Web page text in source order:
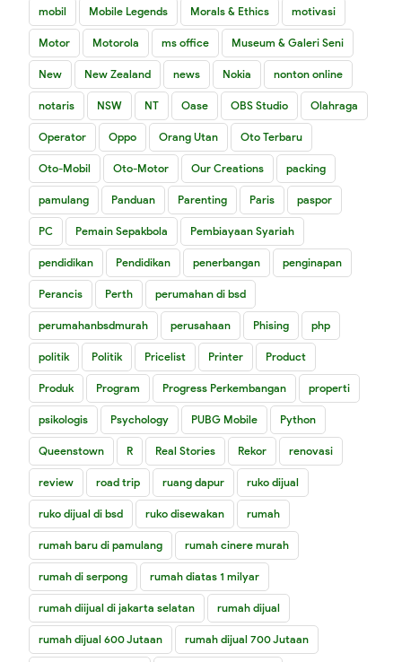
mobil Mobile Legends Morals & Ethics motivasi
Motor Motorola ms office Museum & Galeri Seni
New New Zealand news Nokia nonton online
notaris NSW NT Oase OBS Studio Olahraga
Operator Oppo Orang Utan Oto Terbaru
Oto-Mobil Oto-Motor Our Creations packing
pamulang Panduan Parenting Paris paspor
PC Pemain Sepakbola Pembiayaan Syariah
pendidikan Pendidikan penerbangan penginapan
Perancis Perth perumahan di bsd
perumahanbsdmurah perusahaan Phising php
politik Politik Pricelist Printer Product
Produk Program Progress Perkembangan properti
psikologis Psychology PUBG Mobile Python
Queenstown R Real Stories Rekor renovasi
review road trip ruang dapur ruko dijual
ruko dijual di bsd ruko disewakan rumah
rumah baru di pamulang rumah cinere murah
rumah di serpong rumah diatas 1 milyar
rumah diijual di jakarta selatan rumah dijual
rumah dijual 600 Jutaan rumah dijual 700 Jutaan